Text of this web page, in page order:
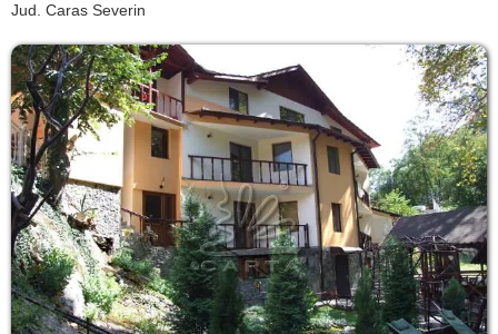
Jud. Caras Severin